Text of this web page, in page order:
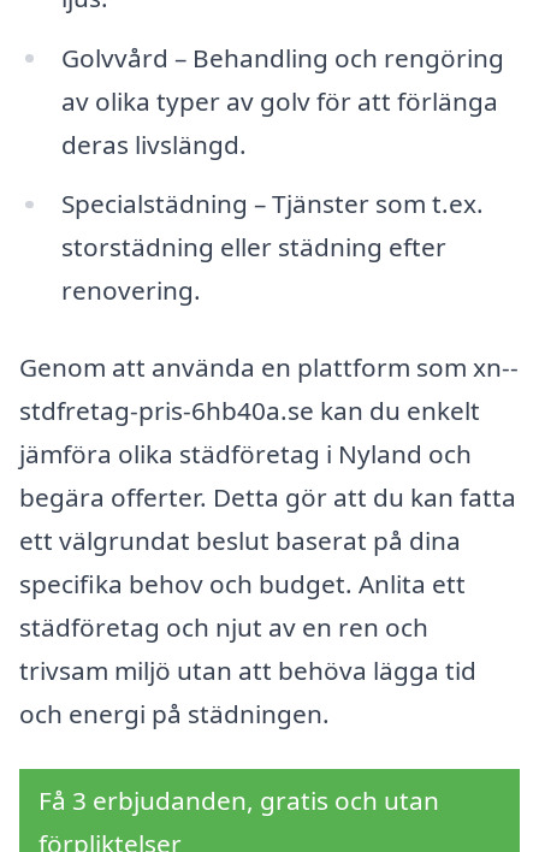
Golvvård – Behandling och rengöring
av olika typer av golv för att förlänga
deras livslängd.
Specialstädning – Tjänster som t.ex.
storstädning eller städning efter
renovering.
Genom att använda en plattform som xn--
stdfretag-pris-6hb40a.se kan du enkelt
jämföra olika städföretag i Nyland och
begära offerter. Detta gör att du kan fatta
ett välgrundat beslut baserat på dina
specifika behov och budget. Anlita ett
städföretag och njut av en ren och
trivsam miljö utan att behöva lägga tid
och energi på städningen.
Få 3 erbjudanden, gratis och utan
förpliktelser